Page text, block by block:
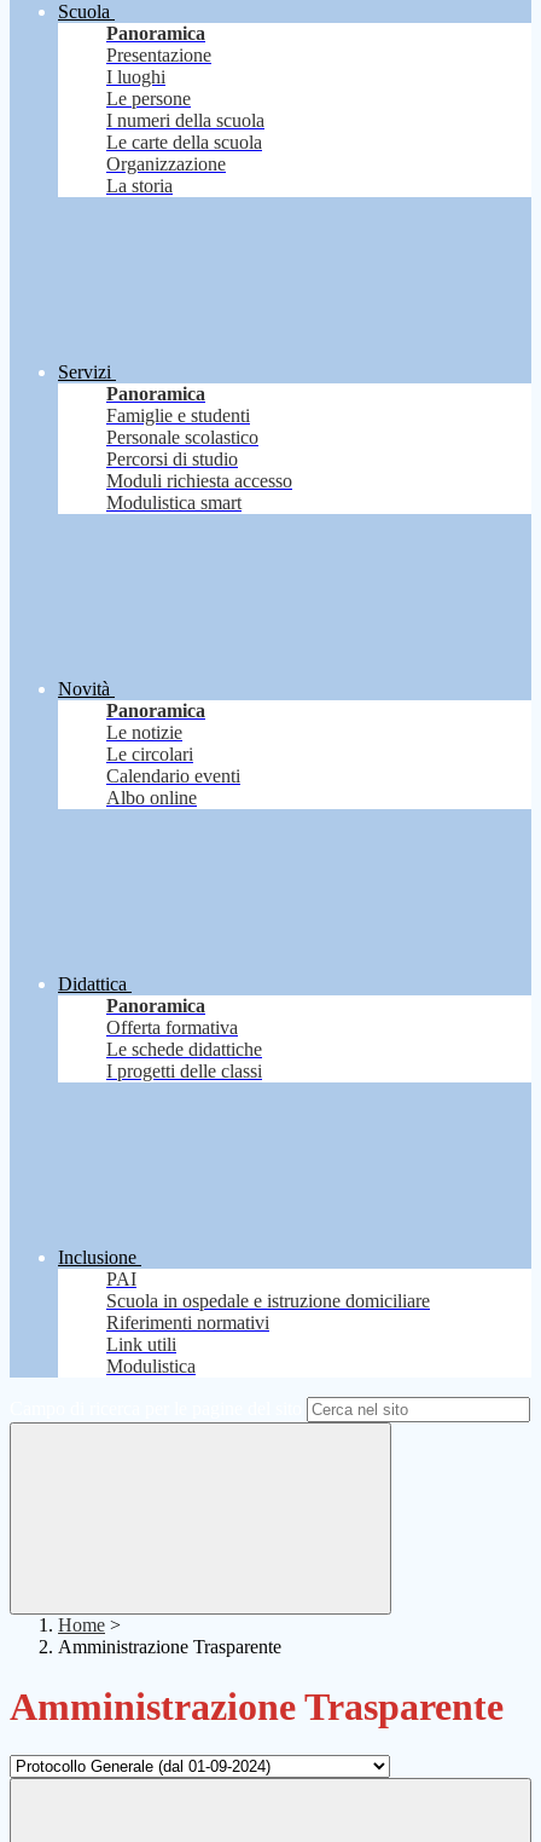
Scuola
Panoramica
Presentazione
I luoghi
Le persone
I numeri della scuola
Le carte della scuola
Organizzazione
La storia
Servizi
Panoramica
Famiglie e studenti
Personale scolastico
Percorsi di studio
Moduli richiesta accesso
Modulistica smart
Novità
Panoramica
Le notizie
Le circolari
Calendario eventi
Albo online
Didattica
Panoramica
Offerta formativa
Le schede didattiche
I progetti delle classi
Inclusione
PAI
Scuola in ospedale e istruzione domiciliare
Riferimenti normativi
Link utili
Modulistica
Home >
Amministrazione Trasparente
Amministrazione Trasparente